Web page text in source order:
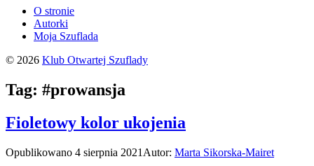
O stronie
Autorki
Moja Szuflada
© 2026 Klub Otwartej Szuflady
Tag: #prowansja
Fioletowy kolor ukojenia
Opublikowano 4 sierpnia 2021 Autor: Marta Sikorska-Mairet